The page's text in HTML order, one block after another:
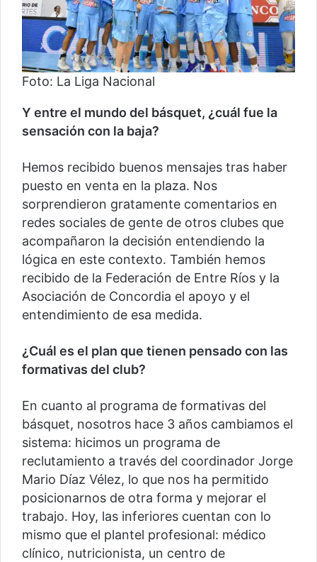
Foto: La Liga Nacional
Y entre el mundo del básquet, ¿cuál fue la
sensación con la baja?
Hemos recibido buenos mensajes tras haber
puesto en venta en la plaza. Nos
sorprendieron gratamente comentarios en
redes sociales de gente de otros clubes que
acompañaron la decisión entendiendo la
lógica en este contexto. También hemos
recibido de la Federación de Entre Ríos y la
Asociación de Concordia el apoyo y el
entendimiento de esa medida.
¿Cuál es el plan que tienen pensado con las
formativas del club?
En cuanto al programa de formativas del
básquet, nosotros hace 3 años cambiamos el
sistema: hicimos un programa de
reclutamiento a través del coordinador Jorge
Mario Díaz Vélez, lo que nos ha permitido
posicionarnos de otra forma y mejorar el
trabajo. Hoy, las inferiores cuentan con lo
mismo que el plantel profesional: médico
clínico, nutricionista, un centro de